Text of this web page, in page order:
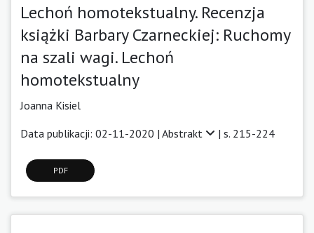
Lechoń homotekstualny. Recenzja
książki Barbary Czarneckiej: Ruchomy
na szali wagi. Lechoń
homotekstualny
Joanna Kisiel
Data publikacji: 02-11-2020 | Abstrakt | s. 215-224
PDF